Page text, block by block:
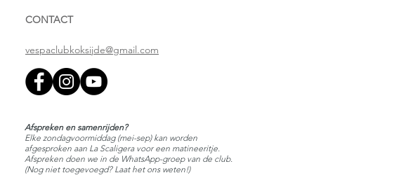
CONTACT
vespaclubkoksijde@gmail.com
Afspreken en samenrijden?
Elke zondagvoormiddag (mei-sep) kan worden
afgesproken aan La Scaligera voor een matineeritje.
Afspreken doen we in de WhatsApp-groep van de club.
(Nog niet toegevoegd? Laat het ons weten!)